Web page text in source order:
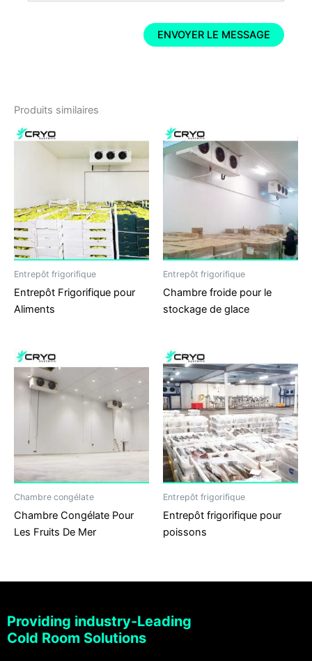
Produits similaires
Entrepôt frigorifique
Entrepôt Frigorifique pour
Aliments
Entrepôt frigorifique
Chambre froide pour le
stockage de glace
Chambre congélate
Chambre Congélate Pour
Les Fruits De Mer
Entrepôt frigorifique
Entrepôt frigorifique pour
poissons
Providing industry-Leading
Cold Room Solutions